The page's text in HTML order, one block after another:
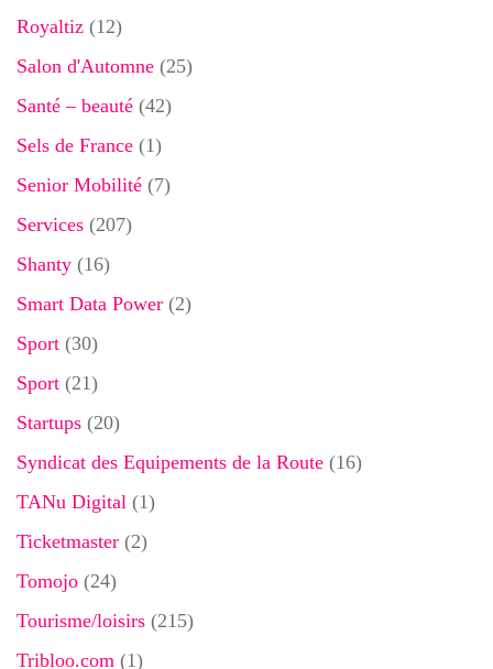
Royaltiz (12)
Salon d'Automne (25)
Santé – beauté (42)
Sels de France (1)
Senior Mobilité (7)
Services (207)
Shanty (16)
Smart Data Power (2)
Sport (30)
Sport (21)
Startups (20)
Syndicat des Equipements de la Route (16)
TANu Digital (1)
Ticketmaster (2)
Tomojo (24)
Tourisme/loisirs (215)
Tribloo.com (1)